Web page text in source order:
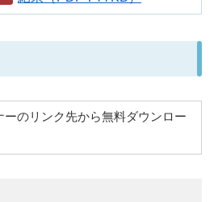
のリンク先から無料ダウンロー